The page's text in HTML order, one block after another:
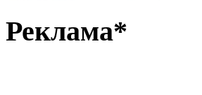
Реклама*